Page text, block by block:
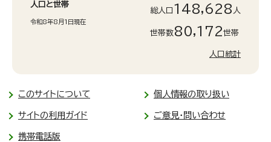
人口と世帯
令和8年8月1日現在
総人口 148,628 人
世帯数80,172世帯
人口統計
このサイトについて 個人情報の取り扱い
サイトの利用ガイド ご意見・問い合わせ
携帯電話版